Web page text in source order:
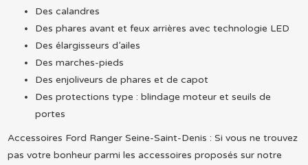
Des calandres
Des phares avant et feux arrières avec technologie LED
Des élargisseurs d’ailes
Des marches-pieds
Des enjoliveurs de phares et de capot
Des protections type : blindage moteur et seuils de
portes
Accessoires Ford Ranger Seine-Saint-Denis : Si vous ne trouvez
pas votre bonheur parmi les accessoires proposés sur notre